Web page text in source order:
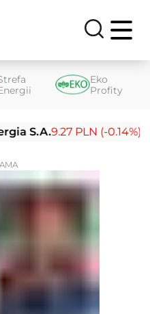
Eko
Profity
S.A.9.27 PLN (-0.14%)